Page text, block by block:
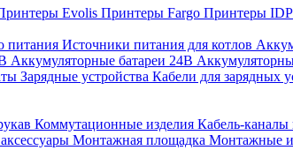
Evolis Принтеры Fargo Принтеры IDP
питания Источники питания для котлов
Аккумуляторные батареи 24В
Зарядные устройства Кабели для зарядных
Коммутационные изделия Кабель-каналы
Монтажная площадка Монтажные и